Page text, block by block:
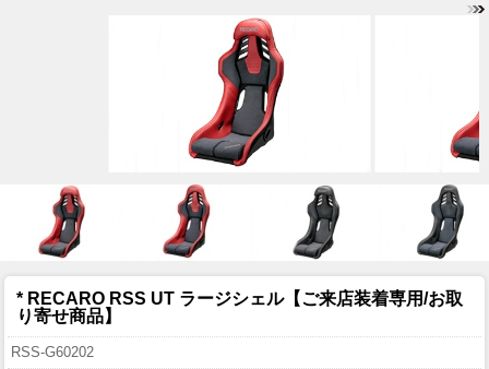
* RECARO RSS UT ラージシェル【ご来店装着専用/お取
り寄せ商品】
RSS-G60202